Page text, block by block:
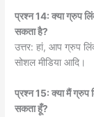
प्रश्न 14: क्या ग्रुप
सकता है?
उत्तर: हां, आप ग्रुप
सोशल मीडिया आदि।
प्रश्न 15: क्या मैं ग्रुप
सकता हूँ?